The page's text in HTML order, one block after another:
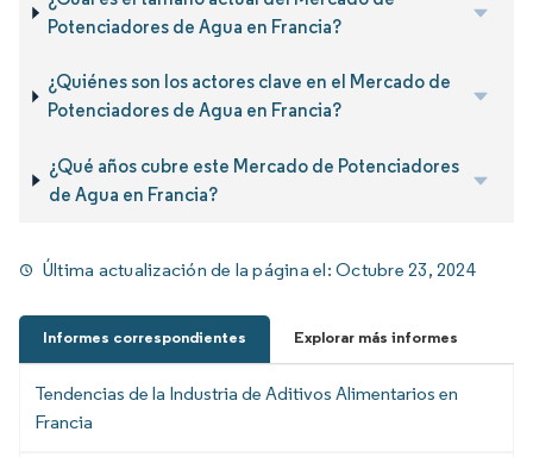
Potenciadores de Agua en Francia?
¿Quiénes son los actores clave en el Mercado de
Potenciadores de Agua en Francia?
¿Qué años cubre este Mercado de Potenciadores
de Agua en Francia?
Última actualización de la página el:Octubre 23, 2024
Informes correspondientes Explorar más informes
Tendencias de la Industria de Aditivos Alimentarios en
Francia